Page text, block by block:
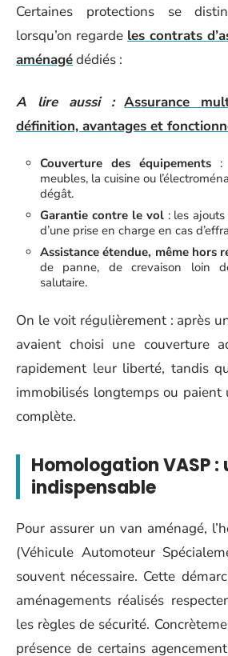
Certaines protections se
lorsqu’on regarde les contrats
aménagédédiés :
A lire aussi : Assurance
définition, avantages et
Couverture des équipements :
meubles, la cuisine ou
dégât.
Garantie contre le vol: les ajouts
d’une prise en charge en cas
Assistance étendue, même hors
de panne, de crevaison loin
salutaire.
On le voit régulièrement : après
avaient choisi une couverture
rapidement leur liberté, tandis
immobilisés longtemps ou paient
complète.
Homologation VASP :
indispensable
Pour assurer un van aménagé,
(Véhicule Automoteur
souvent nécessaire. Cette
aménagements réalisés
les règles de sécurité.
présence de certains